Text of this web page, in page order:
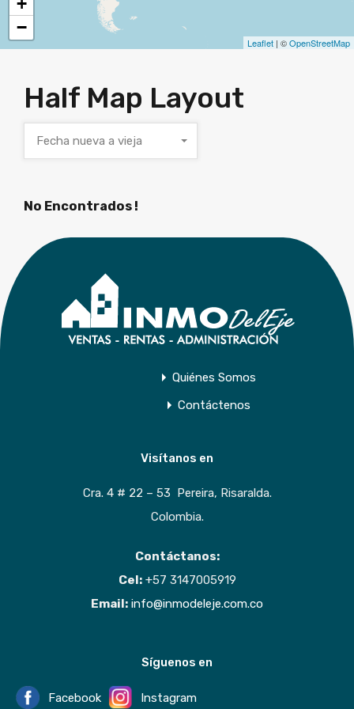
−
Leaflet | ©OpenStreetMap
Half Map Layout
Fecha nueva a vieja
No Encontrados !
Quiénes Somos
Contáctenos
Visítanos en
Cra. 4 # 22 – 53 Pereira, Risaralda.
Colombia.
Contáctanos:
Cel:+57 3147005919
Email: info@inmodeleje.com.co
Síguenos en
Facebook Instagram